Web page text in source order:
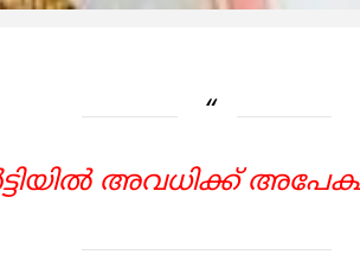
അവധിക്ക്